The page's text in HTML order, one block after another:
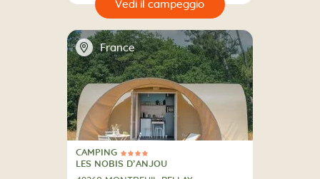
📍 France
4 Stelle
CAMPING
CAMPING
LES NOBIS D’ANJOU